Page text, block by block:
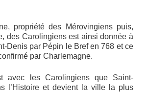
propriété des Mérovingiens puis,
des Carolingiens est ainsi donnée à
Denis par Pépin le Bref en 768 et ce
par Charlemagne.
avec les Carolingiens que Saint-
l’Histoire et devient la ville la plus